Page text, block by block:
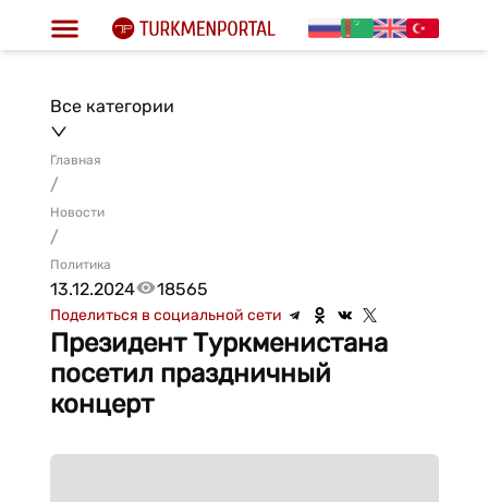
Все категории
Главная
/
Новости
/
Политика
13.12.2024 18565
Поделиться в социальной сети
Президент Туркменистана
посетил праздничный
концерт